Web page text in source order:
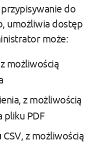
do
umożliwia dostęp
może:
możliwością
z możliwością
pliku PDF
z możliwością